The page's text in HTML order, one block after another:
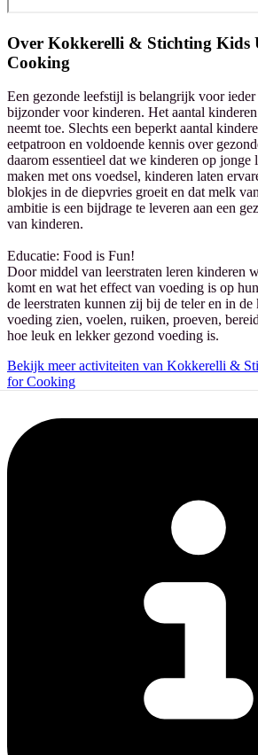
Over Kokkerelli & Stichting Kids
Cooking
Een gezonde leefstijl is belangrijk voor ieder
bijzonder voor kinderen. Het aantal
neemt toe. Slechts een beperkt aantal
eetpatroon en voldoende kennis over
daarom essentieel dat we kinderen op
maken met ons voedsel, kinderen laten
blokjes in de diepvries groeit en dat melk
ambitie is een bijdrage te leveren aan een
van kinderen.
Educatie: Food is Fun!
Door middel van leerstraten leren kinderen
komt en wat het effect van voeding is op
de leerstraten kunnen zij bij de teler en in de
voeding zien, voelen, ruiken, proeven,
hoe leuk en lekker gezond voeding is.
Bekijk meer activiteiten van Kokkerelli &
for Cooking